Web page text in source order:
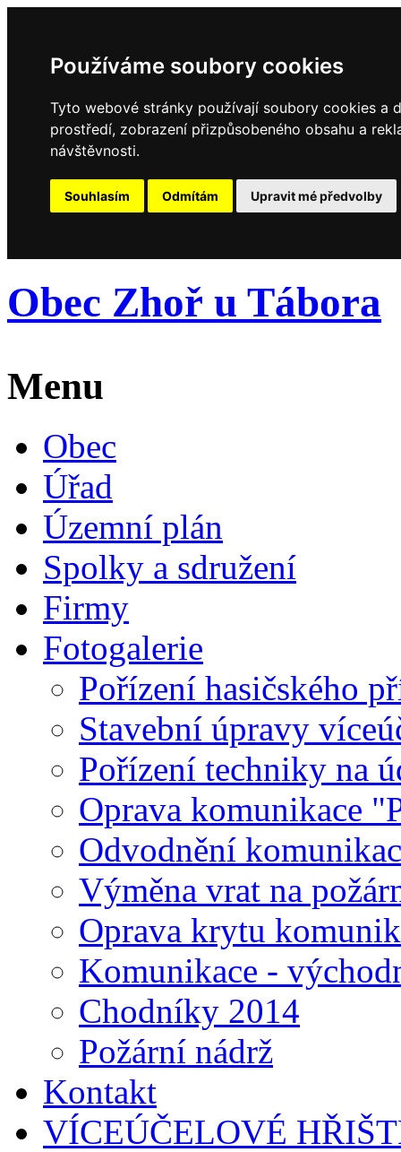
Používáme soubory cookies
Tyto webové stránky používají soubory cookies a
prostředí, zobrazení přizpůsobeného obsahu a
návštěvnosti.
Souhlasím Odmítám Upravit mé předvolby
Obec Zhoř u Tábora
Menu
Obec
Úřad
Územní plán
Spolky a sdružení
Firmy
Fotogalerie
Pořízení hasičského
Stavební úpravy
Pořízení techniky na
Oprava komunikace
Odvodnění
Výměna vrat na
Oprava krytu
Komunikace -
Chodníky 2014
Požární nádrž
Kontakt
VÍCEÚČELOVÉ